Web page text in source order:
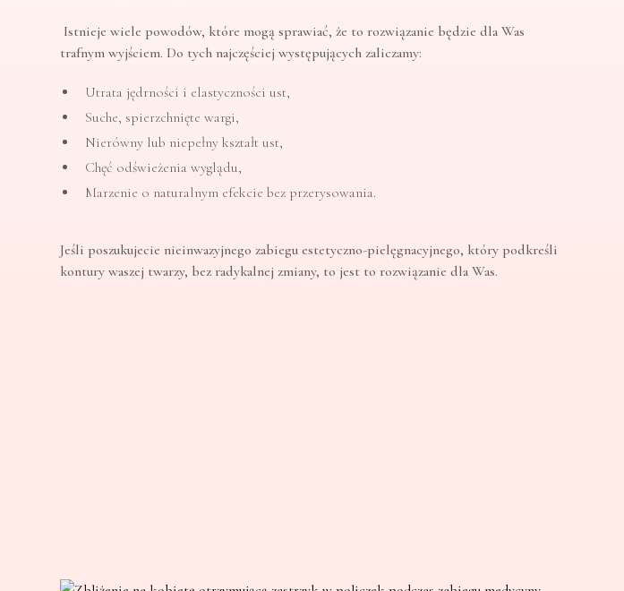
Istnieje wiele powodów, które mogą sprawiać, że to rozwiązanie będzie dla Was
trafnym wyjściem. Do tych najczęściej występujących zaliczamy:
Utrata jędrności i elastyczności ust,
Suche, spierzchnięte wargi,
Nierówny lub niepełny kształt ust,
Chęć odświeżenia wyglądu,
Marzenie o naturalnym efekcie bez przerysowania.
Jeśli poszukujecie nieinwazyjnego zabiegu estetyczno-pielęgnacyjnego, który podkreśli
kontury waszej twarzy, bez radykalnej zmiany, to jest to rozwiązanie dla Was.